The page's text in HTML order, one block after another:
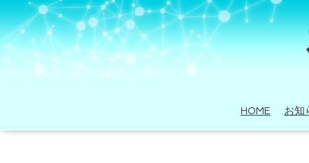
HOME お知